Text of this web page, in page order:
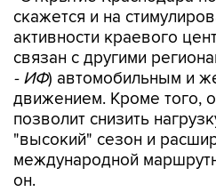
скажется и на
активности краевого
связан с другими
- ИФ) автомобильным и
движением. Кроме того,
позволит снизить
"высокий" сезон и
международной
он.